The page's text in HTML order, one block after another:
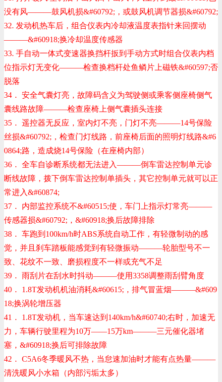
没有风———鼓风机损&#60792; ，或鼓风机调节器损&#60792;
32. 发动机热车后，组合仪表内冷却液温度表指针来回摆动
———&#60918;换冷却温度传感器
33. 手自动一体式变速器换挡杆扳到手动方式时组合仪表内档
位指示灯无变化———检查换档杆处鱼鳞片上磁铁&#60597;否
脱落
34． 安全气囊灯亮，故障码含义为驾驶侧或乘客侧座椅侧气
囊线路故障———检查座椅上侧气囊插头连接
35． 遥控器无反应，室内灯不亮，门灯不亮———14号保险
丝损&#60792; ，检查门灯线路，前座椅后面的照明灯线路&#6
0864;路，造成烧14号保险（在座椅内部）
36． 全车自诊断系统都无法进入———倒车雷达控制单元诊
断线故障，拨下倒车雷达控制单插头，其它控制单元就可以正
常进入&#60874;
37． 内部监控系统不&#60515;使，车门上指示灯常亮———
传感器损&#60792; ， &#60918;换后故障排除
38． 车跑到100km/h时ABS系统自动工作，有轻微制动的感
觉，并且刹车踏板能感觉到有轻微振动———轮胎型号不一
致、花纹不一致、磨损程度不一样或充气不足
39． 雨刮片在刮水时抖动———使用3358调整雨刮臂角度
40． 1.8T发动机机油消耗&#60615; ，排气冒蓝烟———&#609
18;换涡轮增压器
41． 1.8T发动机，当车速达到140km/h&#60740;右时，加速无
力，车辆行驶里程为10万——15万km———三元催化器堵
塞， &#60918;换后可排除故障
42． C5A6冬季暖风不热，当怠速加油时才能有点热量———
清洗暖风小水箱（内部污垢太多）